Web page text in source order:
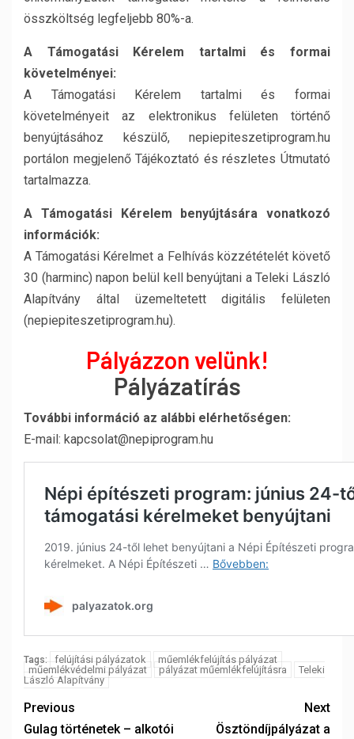
összköltség legfeljebb 80%-a.
A Támogatási Kérelem tartalmi és formai
követelményei:
A Támogatási Kérelem tartalmi és formai
követelményeit az elektronikus felületen történő
benyújtásához készülő, nepiepiteszetiprogram.hu
portálon megjelenő Tájékoztató és részletes Útmutató
tartalmazza.
A Támogatási Kérelem benyújtására vonatkozó
információk:
A Támogatási Kérelmet a Felhívás közzétételét követő
30 (harminc) napon belül kell benyújtani a Teleki László
Alapítvány által üzemeltetett digitális felületen
(nepiepiteszetiprogram.hu).
Pályázzon velünk!
Pályázatírás
További információ az alábbi elérhetőségen:
E-mail: kapcsolat@nepiprogram.hu
Tags: felújítási pályázatok
műemlékfelújítás pályázat
műemlékvédelmi pályázat
pályázat műemlékfelújításra
Teleki
László Alapítvány
Previous
Gulag történetek – alkotói
Next
Ösztöndíjpályázat a